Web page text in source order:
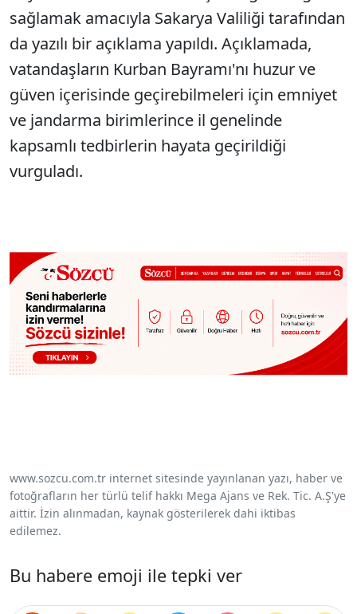
sağlamak amacıyla Sakarya Valiliği tarafından
da yazılı bir açıklama yapıldı. Açıklamada,
vatandaşların Kurban Bayramı'nı huzur ve
güven içerisinde geçirebilmeleri için emniyet
ve jandarma birimlerince il genelinde
kapsamlı tedbirlerin hayata geçirildiği
vurguladı.
www.sozcu.com.tr internet sitesinde yayınlanan yazı, haber ve
fotoğrafların her türlü telif hakkı Mega Ajans ve Rek. Tic. A.Ş'ye
aittir. İzin alınmadan, kaynak gösterilerek dahi iktibas
edilemez.
Bu habere emoji ile tepki ver